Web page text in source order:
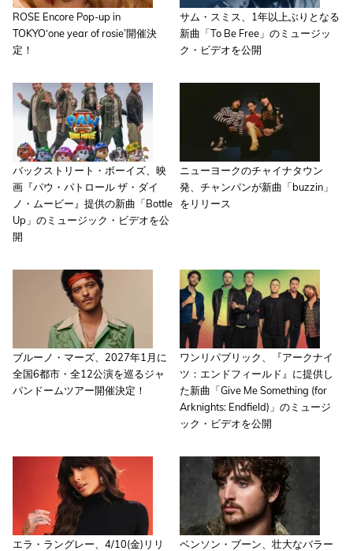
ROSE Encore Pop-up in
TOKYO‘one year of rosie’開催決
定！
サム・スミス、1年以上ぶりとなる
新曲「To Be Free」のミュージッ
ク・ビデオを公開
バックストリート・ボーイズ、映
画『パウ・パトロール ザ・ダイ
ノ・ムービー』提供の新曲「Bottle
Up」のミュージック・ビデオを公
開
ニューヨークのチャイナタウン
発、チャンパンが新曲「buzzin」
をリリース
ブルーノ・マーズ、2027年1月に
全国6都市・全12公演を巡るジャ
パンドームツアー開催決定！
ワンリパブリック、『アークナイ
ツ：エンドフィールド』に提供し
た新曲「Give Me Something (for
Arknights: Endfield)」のミュージ
ック・ビデオを公開
エラ・ラングレー、4/10(金)リリ
ベンソン・ブーン、壮大なバラー